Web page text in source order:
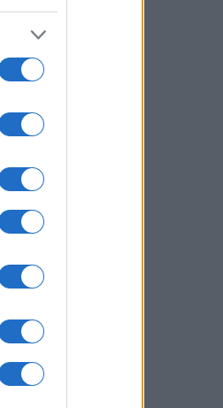
07/08/26 - 17:32
η δημοσιογράφος Χριστίνα
σε ηλικία 64 ετών
08/26 - 17:21
το αμυντικό σύμφωνο με
και Πακιστάν — Δεν συνιστά
Στο Ανώτατο Δικαστήριο ο
του αντιπολιτευόμενου
07/08/26 - 16:56
εξέλιξη η έξοδος των
Αυξημένη κίνηση σε